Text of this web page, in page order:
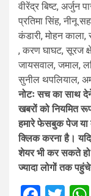
वीरेंद्र बिष्ट, अर्जुन
प्रतिमा सिंह, नीनू
कंडारी, मोहन
, करण घाघट, सूरज
जायसवाल, जमाल,
सुनील थपलियाल,
नोटः सच का साथ
खबरों को नियमित
हमारे फेसबुक पेज
क्लिक करना है।
शेयर भी कर सकते
ज्यादा लोगों तक